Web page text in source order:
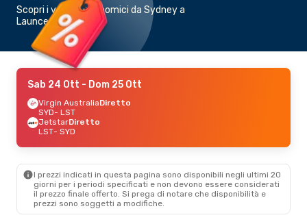
Scopri i voli più economici da Sydney a
Launceston
Sab 24 Ott - Dom 25 Ott
Virgin AustraliaDiretto
SYD- LST
JetstarDiretto
LST- SYD
I prezzi indicati in questa pagina sono disponibili negli ultimi 20
giorni per i periodi specificati e non devono essere considerati
il ​​prezzo finale offerto. Si prega di notare che disponibilità e
prezzi sono soggetti a modifiche.